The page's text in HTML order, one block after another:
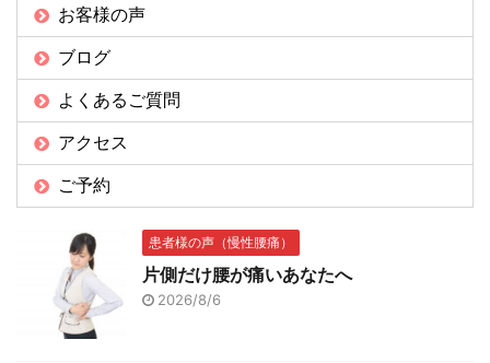
お客様の声
ブログ
よくあるご質問
アクセス
ご予約
患者様の声（慢性腰痛）
片側だけ腰が痛いあなたへ
2026/8/6